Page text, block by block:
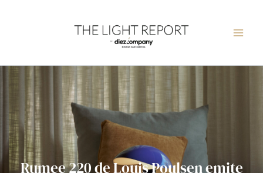
Rumee 220 de Louis Poulsen emite